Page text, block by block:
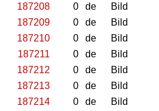
187208
0 de Bild
187209
0 de Bild
187210
0 de Bild
187211
0 de Bild
187212
0 de Bild
187213
0 de Bild
187214
0 de Bild